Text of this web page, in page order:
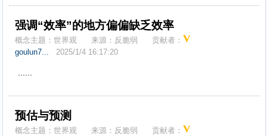
强调“效率”的地方偏偏缺乏效率
概念主题：世界观 来源： 反脆弱
贡献者：
goulun7...
2025/1/4 16:17:20
预估与预测
概念主题：世界观 来源： 反脆弱 贡献者：